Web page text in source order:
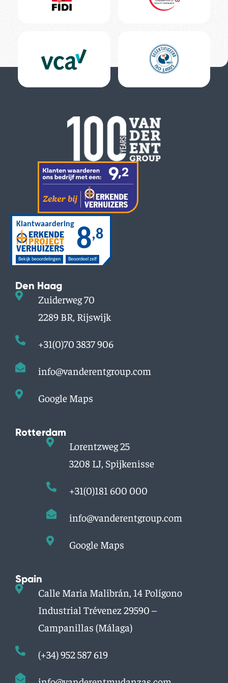
Den Haag
Zuiderweg 70
2289 BR, Rijswijk
+31(0)70 3837 906
info@vanderentgroup.com
Google Maps
Rotterdam
Lorentzweg 25
3208 LJ, Spijkenisse
+31(0)181 600 000
info@vanderentgroup.com
Google Maps
Spain
Calle Maria Malibrán, 14 Polígono
Industrial Trévenez 29590 –
Campanillas (Málaga)
(+34) 952 587 619